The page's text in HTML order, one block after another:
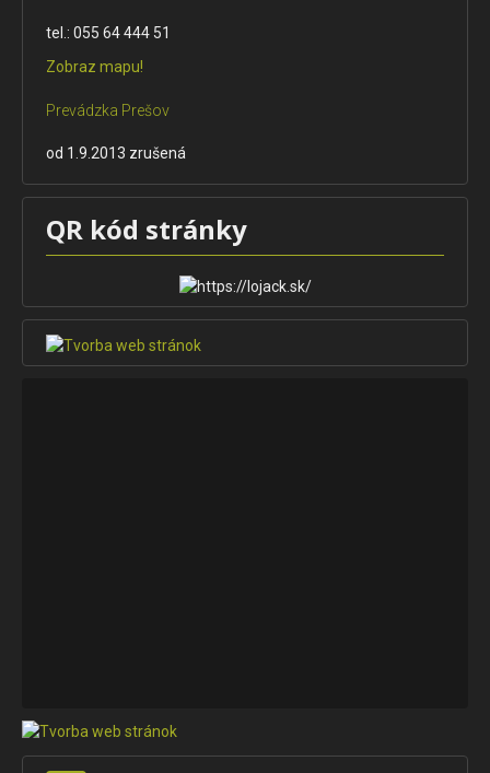
tel.: 055 64 444 51
Zobraz mapu!
Prevádzka Prešov
od 1.9.2013 zrušená
QR kód stránky